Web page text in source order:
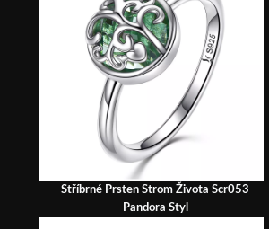
Stříbrné Prsten Strom Života Scr053
Pandora Styl